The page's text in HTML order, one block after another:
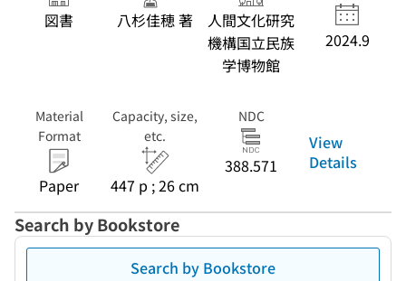
図書 八杉佳穂 著
人間文化研究
機構国立民族
学博物館
2024.9
Material
Format
Paper
Capacity, size,
etc.
447 p ; 26 cm
NDC
388.571
View
Details
Search by Bookstore
Search by Bookstore